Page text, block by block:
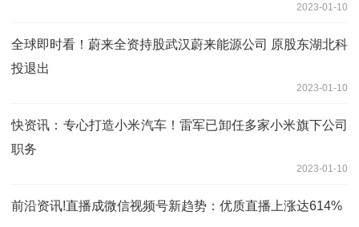
2023-01-10
全球即时看！蔚来全资持股武汉蔚来能源公司 原股东湖北科
投退出
2023-01-10
快资讯：专心打造小米汽车！雷军已卸任多家小米旗下公司
职务
2023-01-10
前沿资讯!直播成微信视频号新趋势：优质直播上涨达614%